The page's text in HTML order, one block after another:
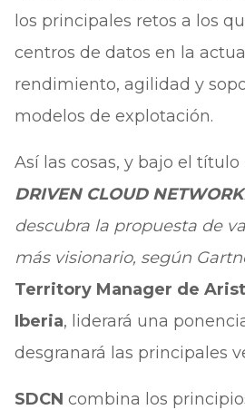
los principales retos a los
centros de datos en la
rendimiento, agilidad y
modelos de explotación.
Así las cosas, y bajo el título
DRIVEN CLOUD
descubra la propuesta de
más visionario, según
Territory Manager de
Iberia, liderará una
desgranará las principales
SDCN combina los